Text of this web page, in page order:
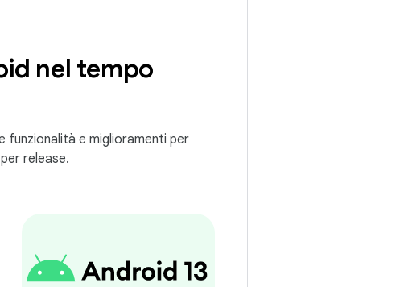
nel tempo
funzionalità e miglioramenti per
release.